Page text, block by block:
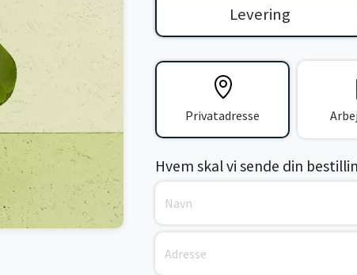
Levering
Privatadresse
Hvem skal vi sende din